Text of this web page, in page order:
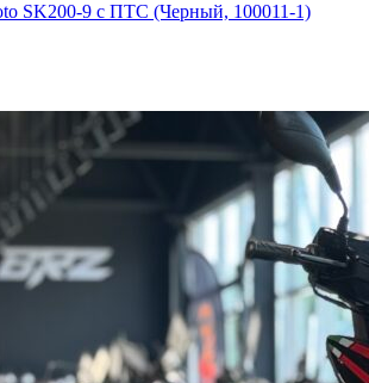
SK200-9 с ПТС (Черный, 100011-1)